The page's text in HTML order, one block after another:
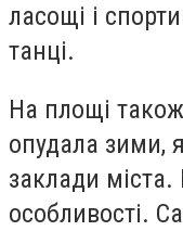
ласощі і
танці.
На площі також
опудала зими,
заклади
особливості.